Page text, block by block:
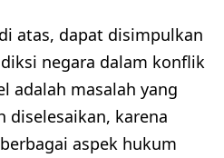
atas, dapat disimpulkan
negara dalam konflik
adalah masalah yang
diselesaikan, karena
aspek hukum